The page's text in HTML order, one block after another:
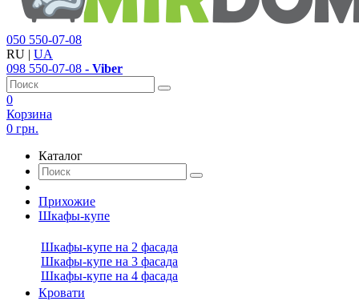
050 550-07-08
RU | UA
098 550-07-08 - Viber
0
Корзина
0 грн.
Каталог
Прихожие
Шкафы-купе
Шкафы-купе на 2 фасада
Шкафы-купе на 3 фасада
Шкафы-купе на 4 фасада
Кровати